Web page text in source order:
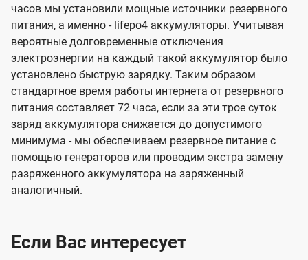
часов мы установили мощные источники резервного
питания, а именно - lifepo4 аккумуляторы. Учитывая
вероятные долговременные отключения
электроэнергии на каждый такой аккумулятор было
установлено быструю зарядку. Таким образом
стандартное время работы интернета от резервного
питания составляет 72 часа, если за эти трое суток
заряд аккумулятора снижается до допустимого
минимума - мы обеспечиваем резервное питание с
помощью генераторов или проводим экстра замену
разряженного аккумулятора на заряженный
аналогичный.
Если Вас интересует